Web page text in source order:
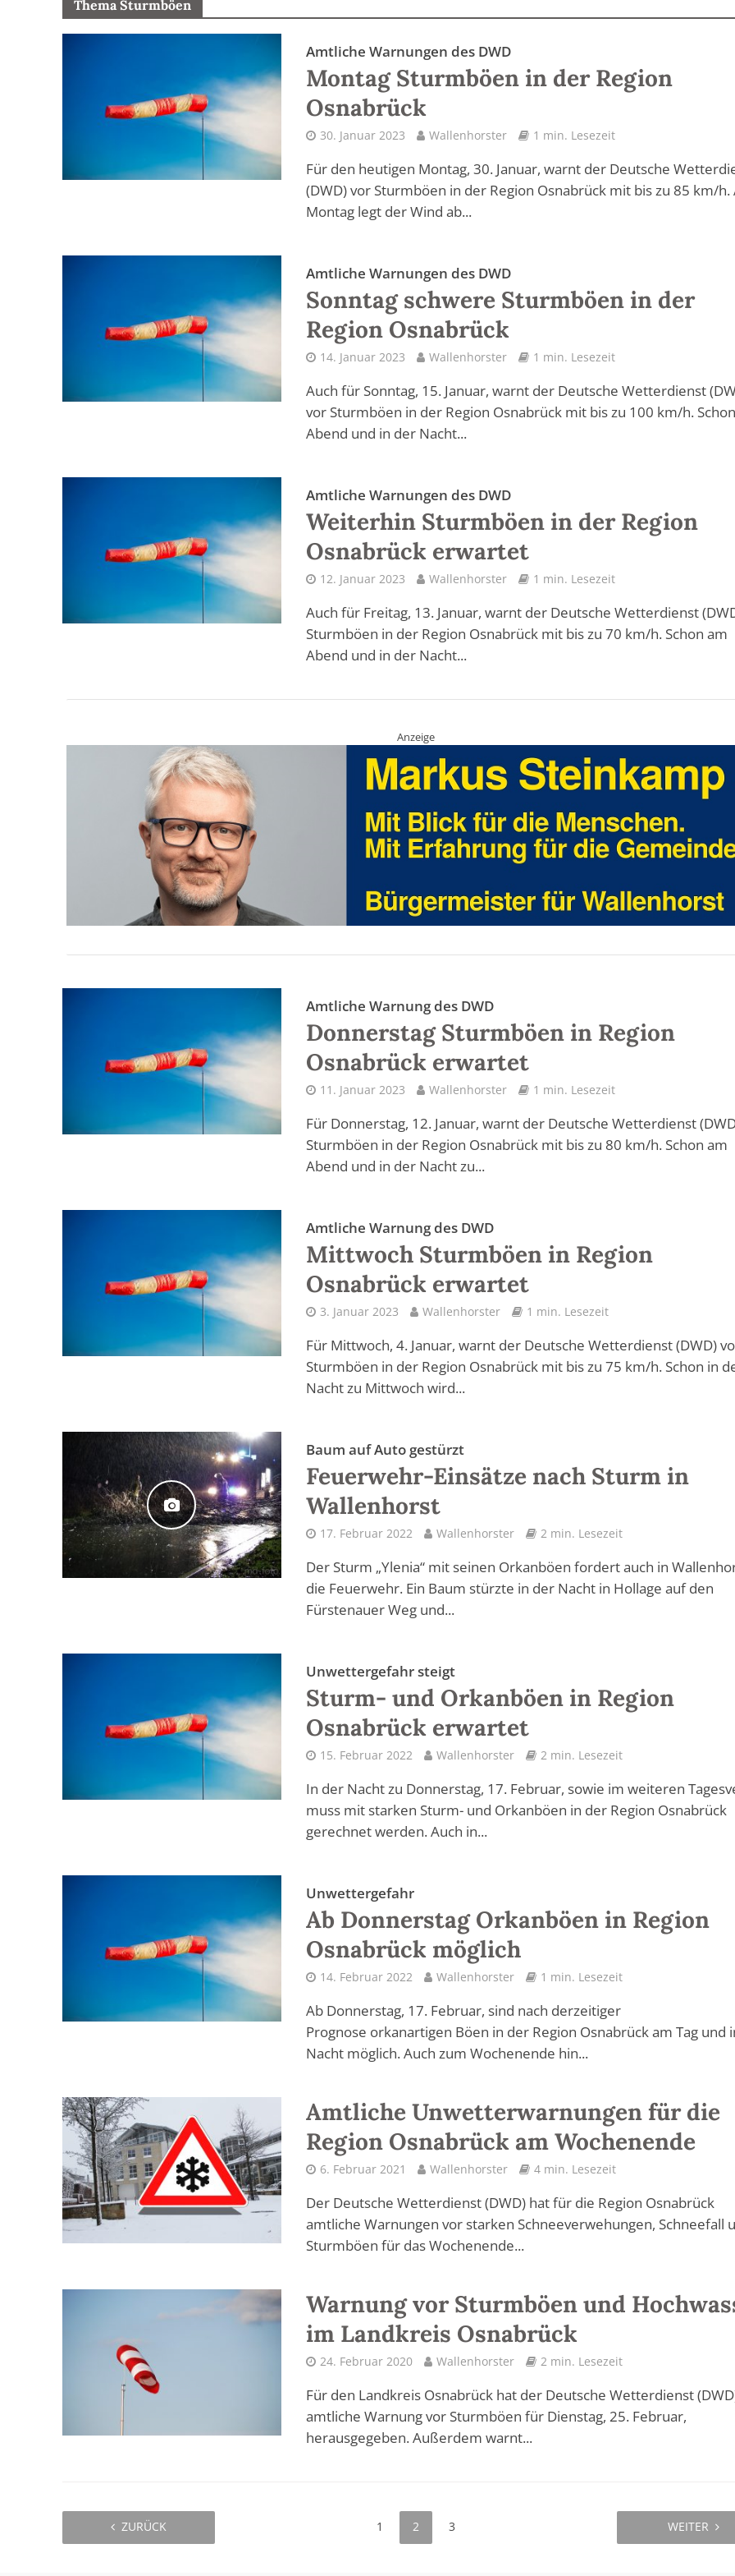
Thema Sturmböen
Amtliche Warnungen des DWD
Montag Sturmböen in der Region
Osnabrück
30. Januar 2023 Wallenhorster 1 min. Lesezeit
Für den heutigen Montag, 30. Januar, warnt der Deutsche
(DWD) vor Sturmböen in der Region Osnabrück mit bis zu 85 km/h.
Montag legt der Wind ab...
Amtliche Warnungen des DWD
Sonntag schwere Sturmböen in der
Region Osnabrück
14. Januar 2023 Wallenhorster 1 min. Lesezeit
Auch für Sonntag, 15. Januar, warnt der Deutsche Wetterdienst
vor Sturmböen in der Region Osnabrück mit bis zu 100 km/h.
Abend und in der Nacht...
Amtliche Warnungen des DWD
Weiterhin Sturmböen in der Region
Osnabrück erwartet
12. Januar 2023 Wallenhorster 1 min. Lesezeit
Auch für Freitag, 13. Januar, warnt der Deutsche Wetterdienst
Sturmböen in der Region Osnabrück mit bis zu 70 km/h. Schon am
Abend und in der Nacht...
Anzeige
Amtliche Warnung des DWD
Donnerstag Sturmböen in Region
Osnabrück erwartet
11. Januar 2023 Wallenhorster 1 min. Lesezeit
Für Donnerstag, 12. Januar, warnt der Deutsche Wetterdienst
Sturmböen in der Region Osnabrück mit bis zu 80 km/h. Schon am
Abend und in der Nacht zu...
Amtliche Warnung des DWD
Mittwoch Sturmböen in Region
Osnabrück erwartet
3. Januar 2023 Wallenhorster 1 min. Lesezeit
Für Mittwoch, 4. Januar, warnt der Deutsche Wetterdienst (DWD)
Sturmböen in der Region Osnabrück mit bis zu 75 km/h. Schon in
Nacht zu Mittwoch wird...
Baum auf Auto gestürzt
Feuerwehr-Einsätze nach Sturm in
Wallenhorst
17. Februar 2022 Wallenhorster 2 min. Lesezeit
Der Sturm „Ylenia“ mit seinen Orkanböen fordert auch in
die Feuerwehr. Ein Baum stürzte in der Nacht in Hollage auf den
Fürstenauer Weg und...
Unwettergefahr steigt
Sturm- und Orkanböen in Region
Osnabrück erwartet
15. Februar 2022 Wallenhorster 2 min. Lesezeit
In der Nacht zu Donnerstag, 17. Februar, sowie im weiteren
muss mit starken Sturm- und Orkanböen in der Region Osnabrück
gerechnet werden. Auch in...
Unwettergefahr
Ab Donnerstag Orkanböen in Region
Osnabrück möglich
14. Februar 2022 Wallenhorster 1 min. Lesezeit
Ab Donnerstag, 17. Februar, sind nach derzeitiger
Prognose orkanartigen Böen in der Region Osnabrück am Tag und
Nacht möglich. Auch zum Wochenende hin...
Amtliche Unwetterwarnungen für die
Region Osnabrück am Wochenende
6. Februar 2021 Wallenhorster 4 min. Lesezeit
Der Deutsche Wetterdienst (DWD) hat für die Region Osnabrück
amtliche Warnungen vor starken Schneeverwehungen, Schneefall
Sturmböen für das Wochenende...
Warnung vor Sturmböen und
im Landkreis Osnabrück
24. Februar 2020 Wallenhorster 2 min. Lesezeit
Für den Landkreis Osnabrück hat der Deutsche Wetterdienst
amtliche Warnung vor Sturmböen für Dienstag, 25. Februar,
herausgegeben. Außerdem warnt...
ZURÜCK 1 2 3 WEITER